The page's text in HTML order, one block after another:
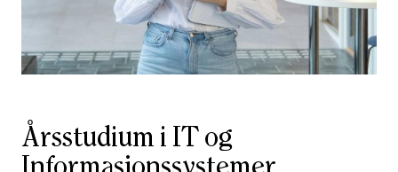
Årsstudium i IT og